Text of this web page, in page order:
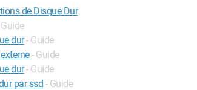
de Disque Dur
dur- Guide
- Guide
dur- Guide
par ssd - Guide